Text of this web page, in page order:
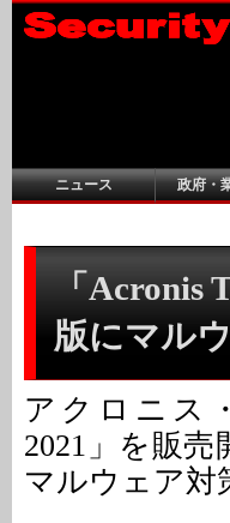
ニュース 政府・
「Acronis
版にマル
アクロニス
2021」を販
マルウェア対